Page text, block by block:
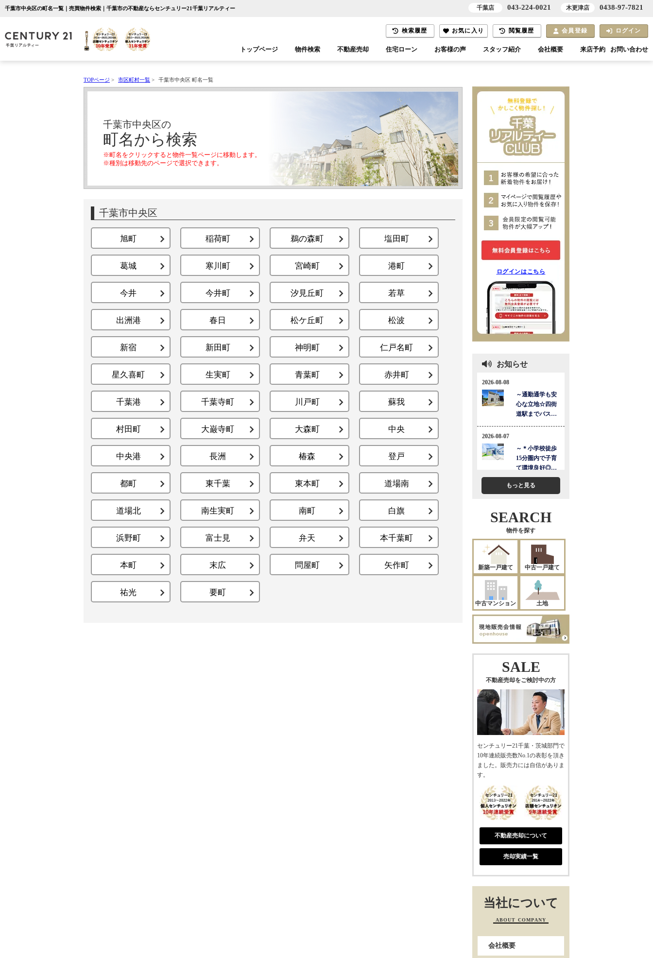
千葉市中央区の町名一覧｜売買物件検索｜千葉市の不動産ならセンチュリー21千葉リアルティー
検索履歴 お気に入り 閲覧履歴 会員登録 ログイン
トップページ 物件検索 不動産売却 住宅ローン お客様の声 スタッフ紹介 会社概要 来店予約 お問い合わせ
TOPページ > 市区町村一覧 > 千葉市中央区 町名一覧
千葉市中央区の
町名から検索
※町名をクリックすると物件一覧ページに移動します。
※種別は移動先のページで選択できます。
千葉市中央区
旭町 稲荷町 鵜の森町 塩田町
葛城 寒川町 宮崎町 港町
今井 今井町 汐見丘町 若草
出洲港 春日 松ケ丘町 松波
新宿 新田町 神明町 仁戸名町
星久喜町 生実町 青葉町 赤井町
千葉港 千葉寺町 川戸町 蘇我
村田町 大巌寺町 大森町 中央
中央港 長洲 椿森 登戸
都町 東千葉 東本町 道場南
道場北 南生実町 南町 白旗
浜野町 富士見 弁天 本千葉町
本町 末広 問屋町 矢作町
祐光 要町
ログインはこちら
お知らせ
もっと見る
SEARCH
物件を探す
新築一戸建て 中古一戸建て
中古マンション 土地
SALE
不動産売却をご検討中の方
センチュリー21千葉・茨城部門で
10年連続販売数No.1の表彰を頂き
ました。販売力には自信がありま
す。
不動産売却について
売却実績一覧
当社について
ABOUT COMPANY
会社概要
千葉店 043-224-0021 木更津店 0438-97-7821